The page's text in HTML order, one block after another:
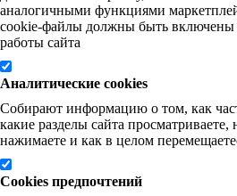
аналогичными функциями
cookie-файлы должны быть включены
работы сайта
Аналитические cookies
Собирают информацию о том, как
какие разделы сайта просматриваете,
нажимаете и как в целом
Cookies предпочтений